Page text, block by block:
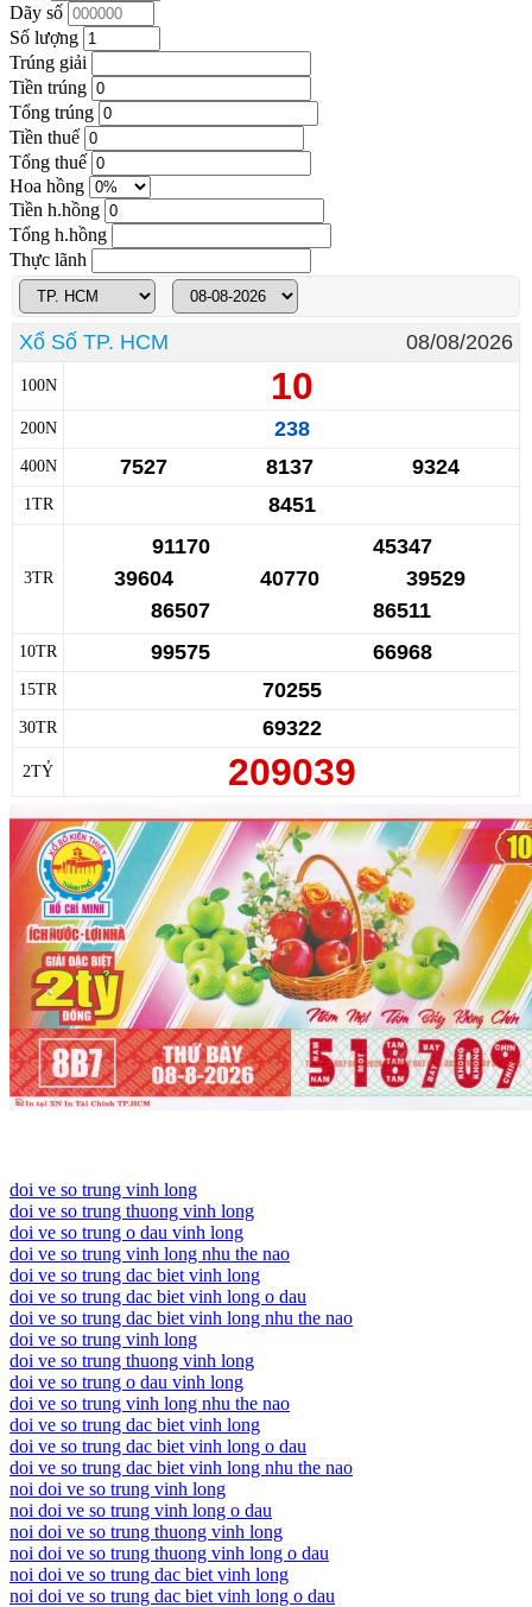
Dãy số
Số lượng
Trúng giải
Tiền trúng
Tổng trúng
Tiền thuế
Tổng thuế
Hoa hồng
Tiền h.hồng
Tổng h.hồng
Thực lãnh
doi ve so trung vinh long
doi ve so trung thuong vinh long
doi ve so trung o dau vinh long
doi ve so trung vinh long nhu the nao
doi ve so trung dac biet vinh long
doi ve so trung dac biet vinh long o dau
doi ve so trung dac biet vinh long nhu the nao
doi ve so trung vinh long
doi ve so trung thuong vinh long
doi ve so trung o dau vinh long
doi ve so trung vinh long nhu the nao
doi ve so trung dac biet vinh long
doi ve so trung dac biet vinh long o dau
doi ve so trung dac biet vinh long nhu the nao
noi doi ve so trung vinh long
noi doi ve so trung vinh long o dau
noi doi ve so trung thuong vinh long
noi doi ve so trung thuong vinh long o dau
noi doi ve so trung dac biet vinh long
noi doi ve so trung dac biet vinh long o dau